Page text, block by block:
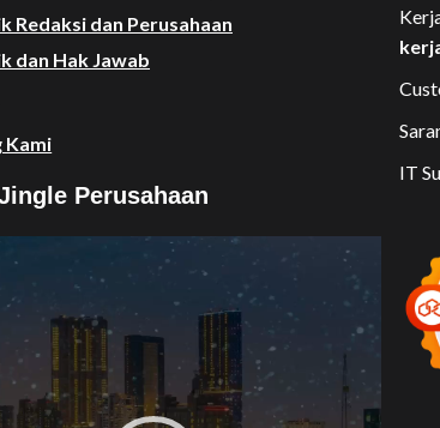
Redaksi dan Perusahaan
dan Hak Jawab
Kami
Perusahaan
IT